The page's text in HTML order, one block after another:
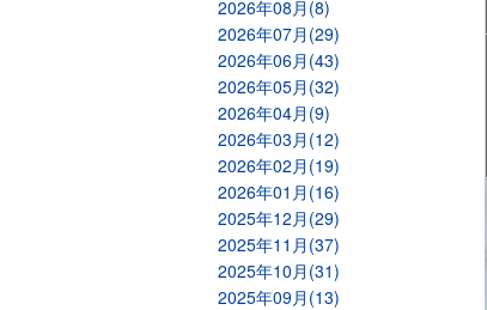
2026年08月(8)
2026年07月(29)
2026年06月(43)
2026年05月(32)
2026年04月(9)
2026年03月(12)
2026年02月(19)
2026年01月(16)
2025年12月(29)
2025年11月(37)
2025年10月(31)
2025年09月(13)